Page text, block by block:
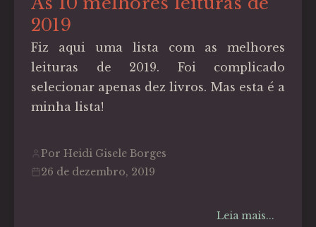
2019
Fiz aqui uma lista com as melhores
leituras de 2019. Foi complicado
selecionar apenas dez livros. Mas esta é a
minha lista!
Por Heidi Gisele Borges
26 de dezembro, 2019
Leia mais...